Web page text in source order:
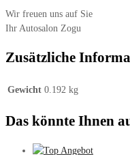
Wir freuen uns auf Sie
Ihr Autosalon Zogu
Zusätzliche
Gewicht 0.192 kg
Das könnte Ihnen